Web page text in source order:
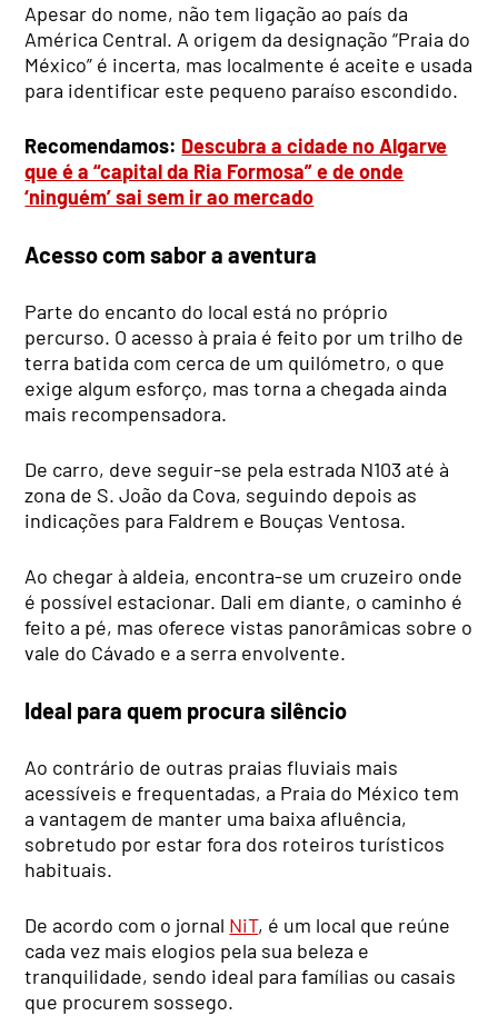
Apesar do nome, não tem ligação ao país da
América Central. A origem da designação “Praia do
México” é incerta, mas localmente é aceite e usada
para identificar este pequeno paraíso escondido.
Recomendamos: Descubra a cidade no Algarve
que é a “capital da Ria Formosa” e de onde
‘ninguém’ sai sem ir ao mercado
Acesso com sabor a aventura
Parte do encanto do local está no próprio
percurso. O acesso à praia é feito por um trilho de
terra batida com cerca de um quilómetro, o que
exige algum esforço, mas torna a chegada ainda
mais recompensadora.
De carro, deve seguir-se pela estrada N103 até à
zona de S. João da Cova, seguindo depois as
indicações para Faldrem e Bouças Ventosa.
Ao chegar à aldeia, encontra-se um cruzeiro onde
é possível estacionar. Dali em diante, o caminho é
feito a pé, mas oferece vistas panorâmicas sobre o
vale do Cávado e a serra envolvente.
Ideal para quem procura silêncio
Ao contrário de outras praias fluviais mais
acessíveis e frequentadas, a Praia do México tem
a vantagem de manter uma baixa afluência,
sobretudo por estar fora dos roteiros turísticos
habituais.
De acordo com o jornal NiT, é um local que reúne
cada vez mais elogios pela sua beleza e
tranquilidade, sendo ideal para famílias ou casais
que procurem sossego.